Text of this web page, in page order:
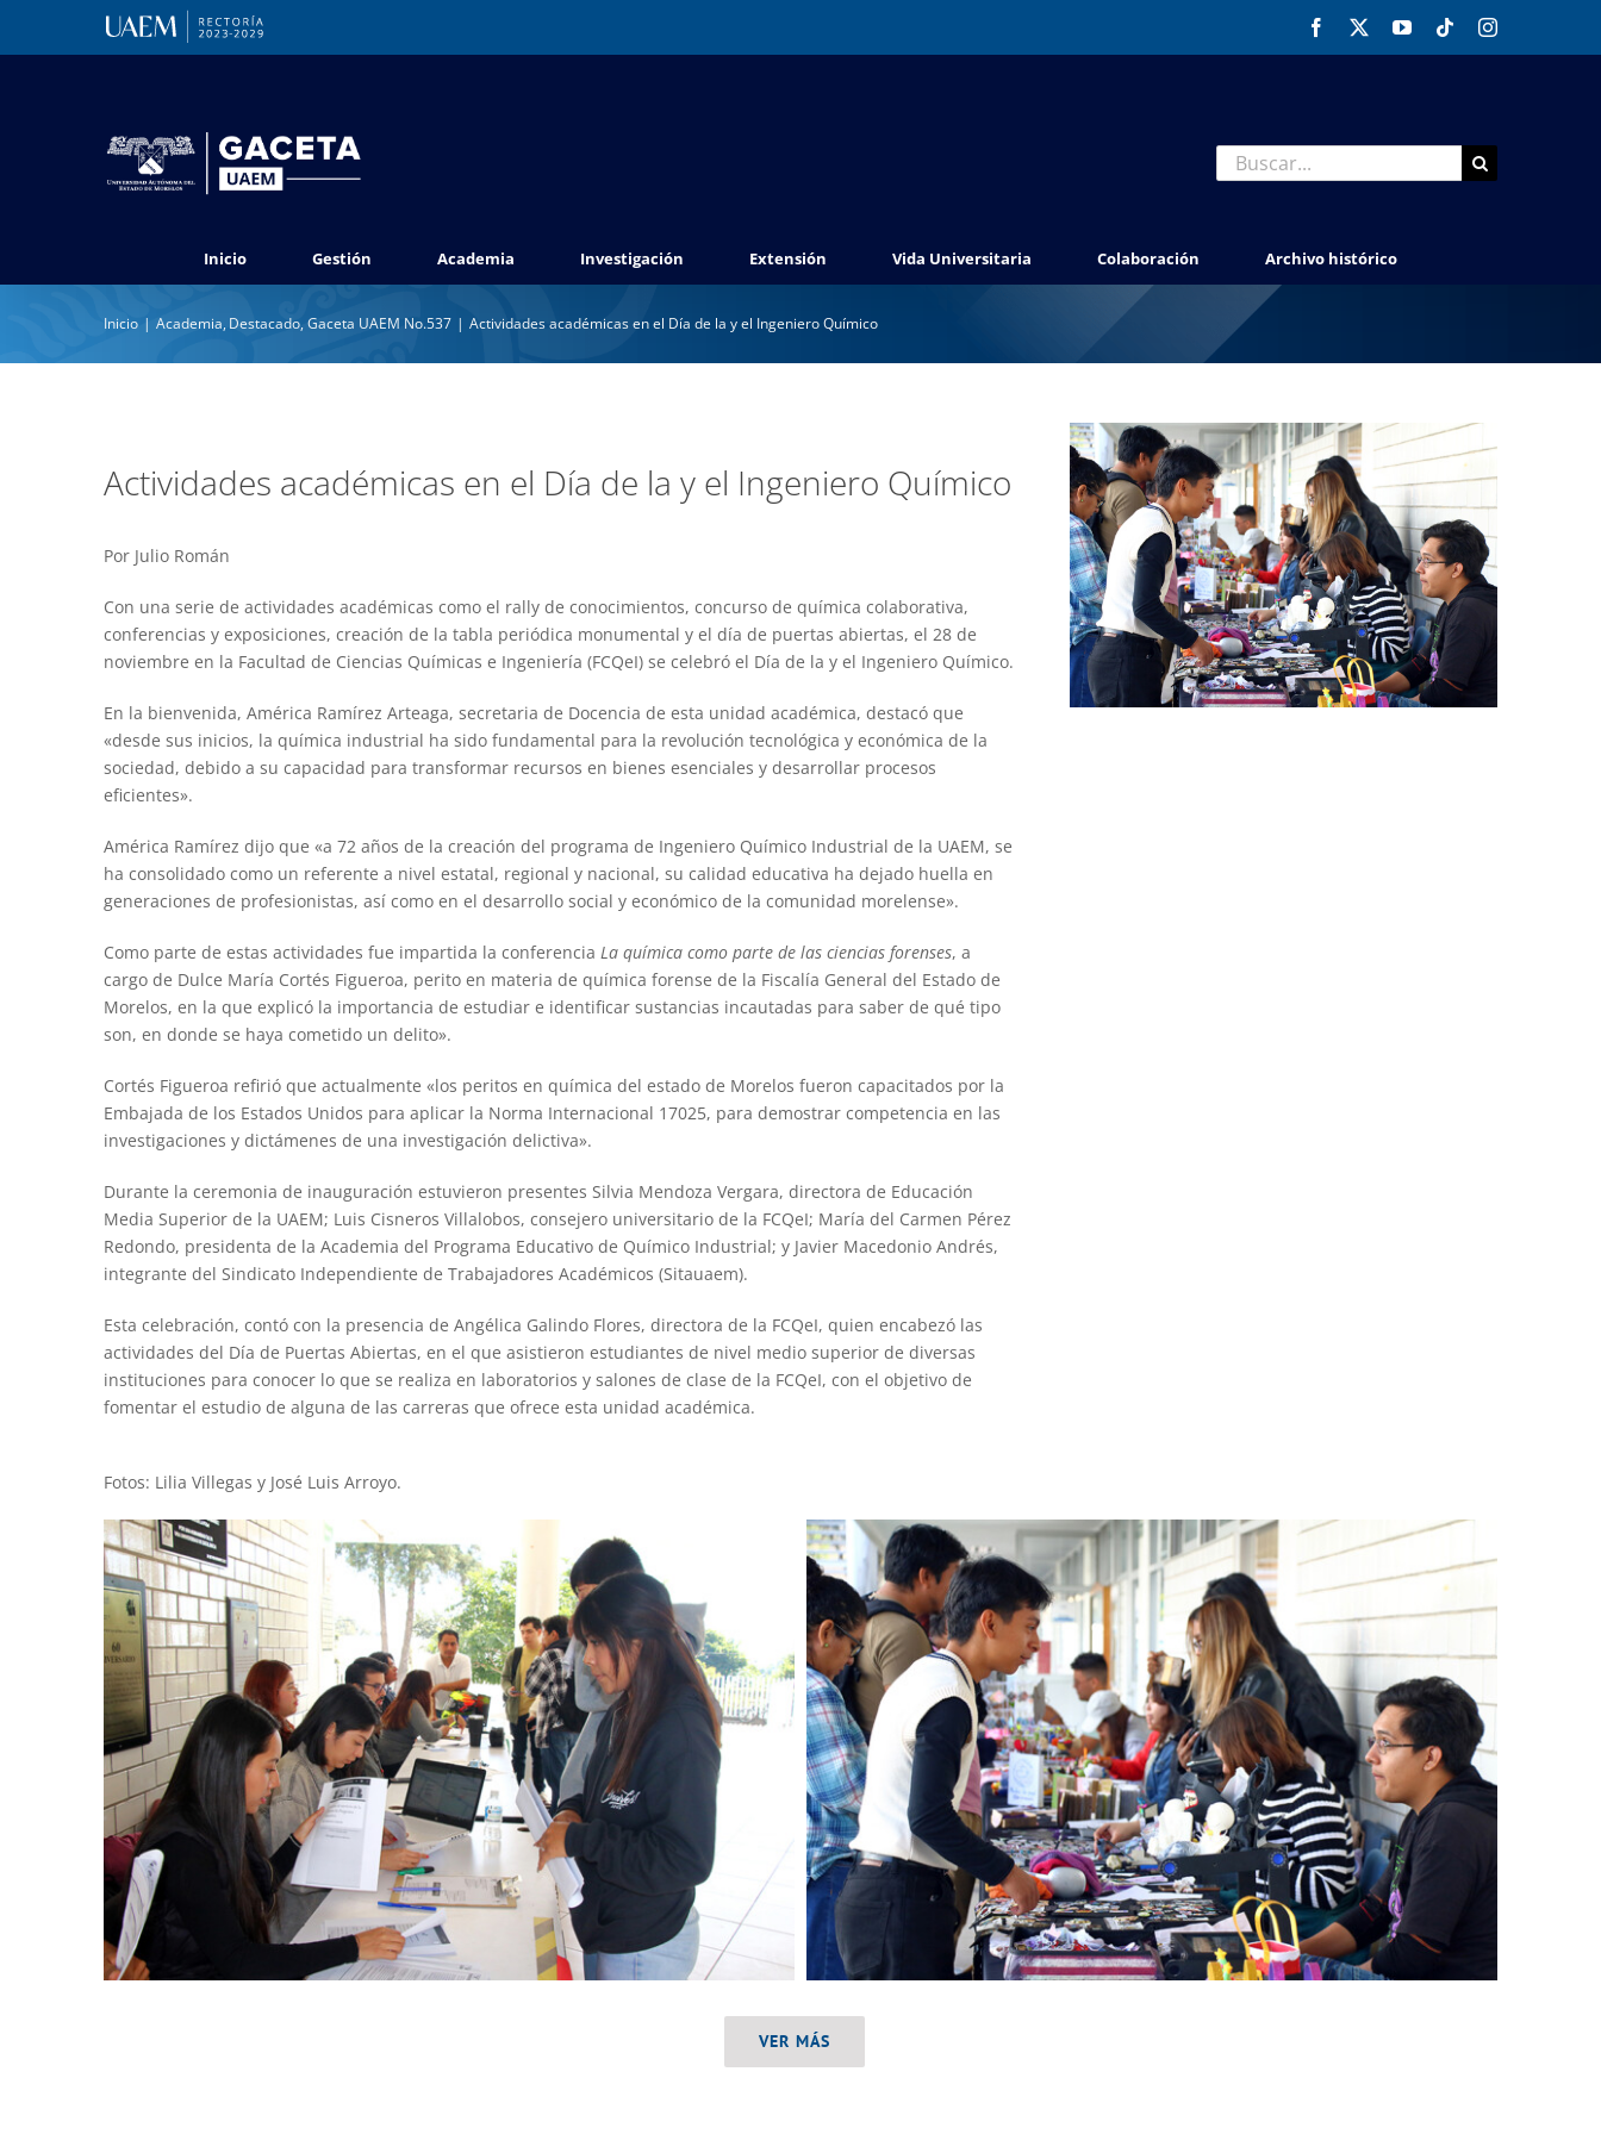
Facebook YouTubeTiktokInstagram
Buscar:
Inicio Gestión Academia Investigación Extensión Vida Universitaria Colaboración Archivo histórico
Inicio Academia Destacado Gaceta UAEM No.537 Actividades académicas en el Día de la y el Ingeniero Químico
Actividades académicas en el Día de la y el Ingeniero Químico
Por Julio Román
Con una serie de actividades académicas como el rally de conocimientos, concurso de química colaborativa,
conferencias y exposiciones, creación de la tabla periódica monumental y el día de puertas abiertas, el 28 de
noviembre en la Facultad de Ciencias Químicas e Ingeniería (FCQeI) se celebró el Día de la y el Ingeniero Químico.
En la bienvenida, América Ramírez Arteaga, secretaria de Docencia de esta unidad académica, destacó que
«desde sus inicios, la química industrial ha sido fundamental para la revolución tecnológica y económica de la
sociedad, debido a su capacidad para transformar recursos en bienes esenciales y desarrollar procesos
eficientes».
América Ramírez dijo que «a 72 años de la creación del programa de Ingeniero Químico Industrial de la UAEM, se
ha consolidado como un referente a nivel estatal, regional y nacional, su calidad educativa ha dejado huella en
generaciones de profesionistas, así como en el desarrollo social y económico de la comunidad morelense».
Como parte de estas actividades fue impartida la conferencia La química como parte de las ciencias forenses, a
cargo de Dulce María Cortés Figueroa, perito en materia de química forense de la Fiscalía General del Estado de
Morelos, en la que explicó la importancia de estudiar e identificar sustancias incautadas para saber de qué tipo
son, en donde se haya cometido un delito».
Cortés Figueroa refirió que actualmente «los peritos en química del estado de Morelos fueron capacitados por la
Embajada de los Estados Unidos para aplicar la Norma Internacional 17025, para demostrar competencia en las
investigaciones y dictámenes de una investigación delictiva».
Durante la ceremonia de inauguración estuvieron presentes Silvia Mendoza Vergara, directora de Educación
Media Superior de la UAEM; Luis Cisneros Villalobos, consejero universitario de la FCQeI; María del Carmen Pérez
Redondo, presidenta de la Academia del Programa Educativo de Químico Industrial; y Javier Macedonio Andrés,
integrante del Sindicato Independiente de Trabajadores Académicos (Sitauaem).
Esta celebración, contó con la presencia de Angélica Galindo Flores, directora de la FCQeI, quien encabezó las
actividades del Día de Puertas Abiertas, en el que asistieron estudiantes de nivel medio superior de diversas
instituciones para conocer lo que se realiza en laboratorios y salones de clase de la FCQeI, con el objetivo de
fomentar el estudio de alguna de las carreras que ofrece esta unidad académica.
Fotos: Lilia Villegas y José Luis Arroyo.
VER MÁS